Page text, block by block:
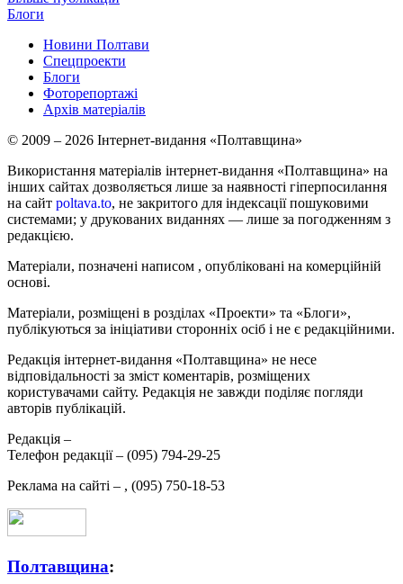
Блоги
Новини Полтави
Спецпроекти
Блоги
Фоторепортажі
Архів матеріалів
© 2009 – 2026 Інтернет-видання «Полтавщина»
Використання матеріалів інтернет-видання «Полтавщина» на
інших сайтах дозволяється лише за наявності гіперпосилання
на сайт poltava.to, не закритого для індексації пошуковими
системами; у друкованих виданнях — лише за погодженням з
редакцією.
Матеріали, позначені написом , опубліковані на комерційній
основі.
Матеріали, розміщені в розділах «Проекти» та «Блоги»,
публікуються за ініціативи сторонніх осіб і не є редакційними.
Редакція інтернет-видання «Полтавщина» не несе
відповідальності за зміст коментарів, розміщених
користувачами сайту. Редакція не завжди поділяє погляди
авторів публікацій.
Редакція –
Телефон редакції – (095) 794-29-25
Реклама на сайті – , (095) 750-18-53
Полтавщина: